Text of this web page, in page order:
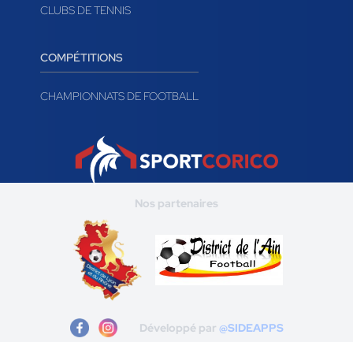
CLUBS DE TENNIS
COMPÉTITIONS
CHAMPIONNATS DE FOOTBALL
Nos partenaires
Développé par @SIDEAPPS